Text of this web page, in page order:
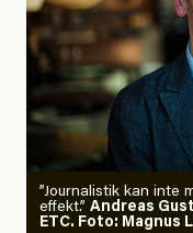
”Journalistik kan inte
effekt.” Andreas
ETC. Foto: Magnus